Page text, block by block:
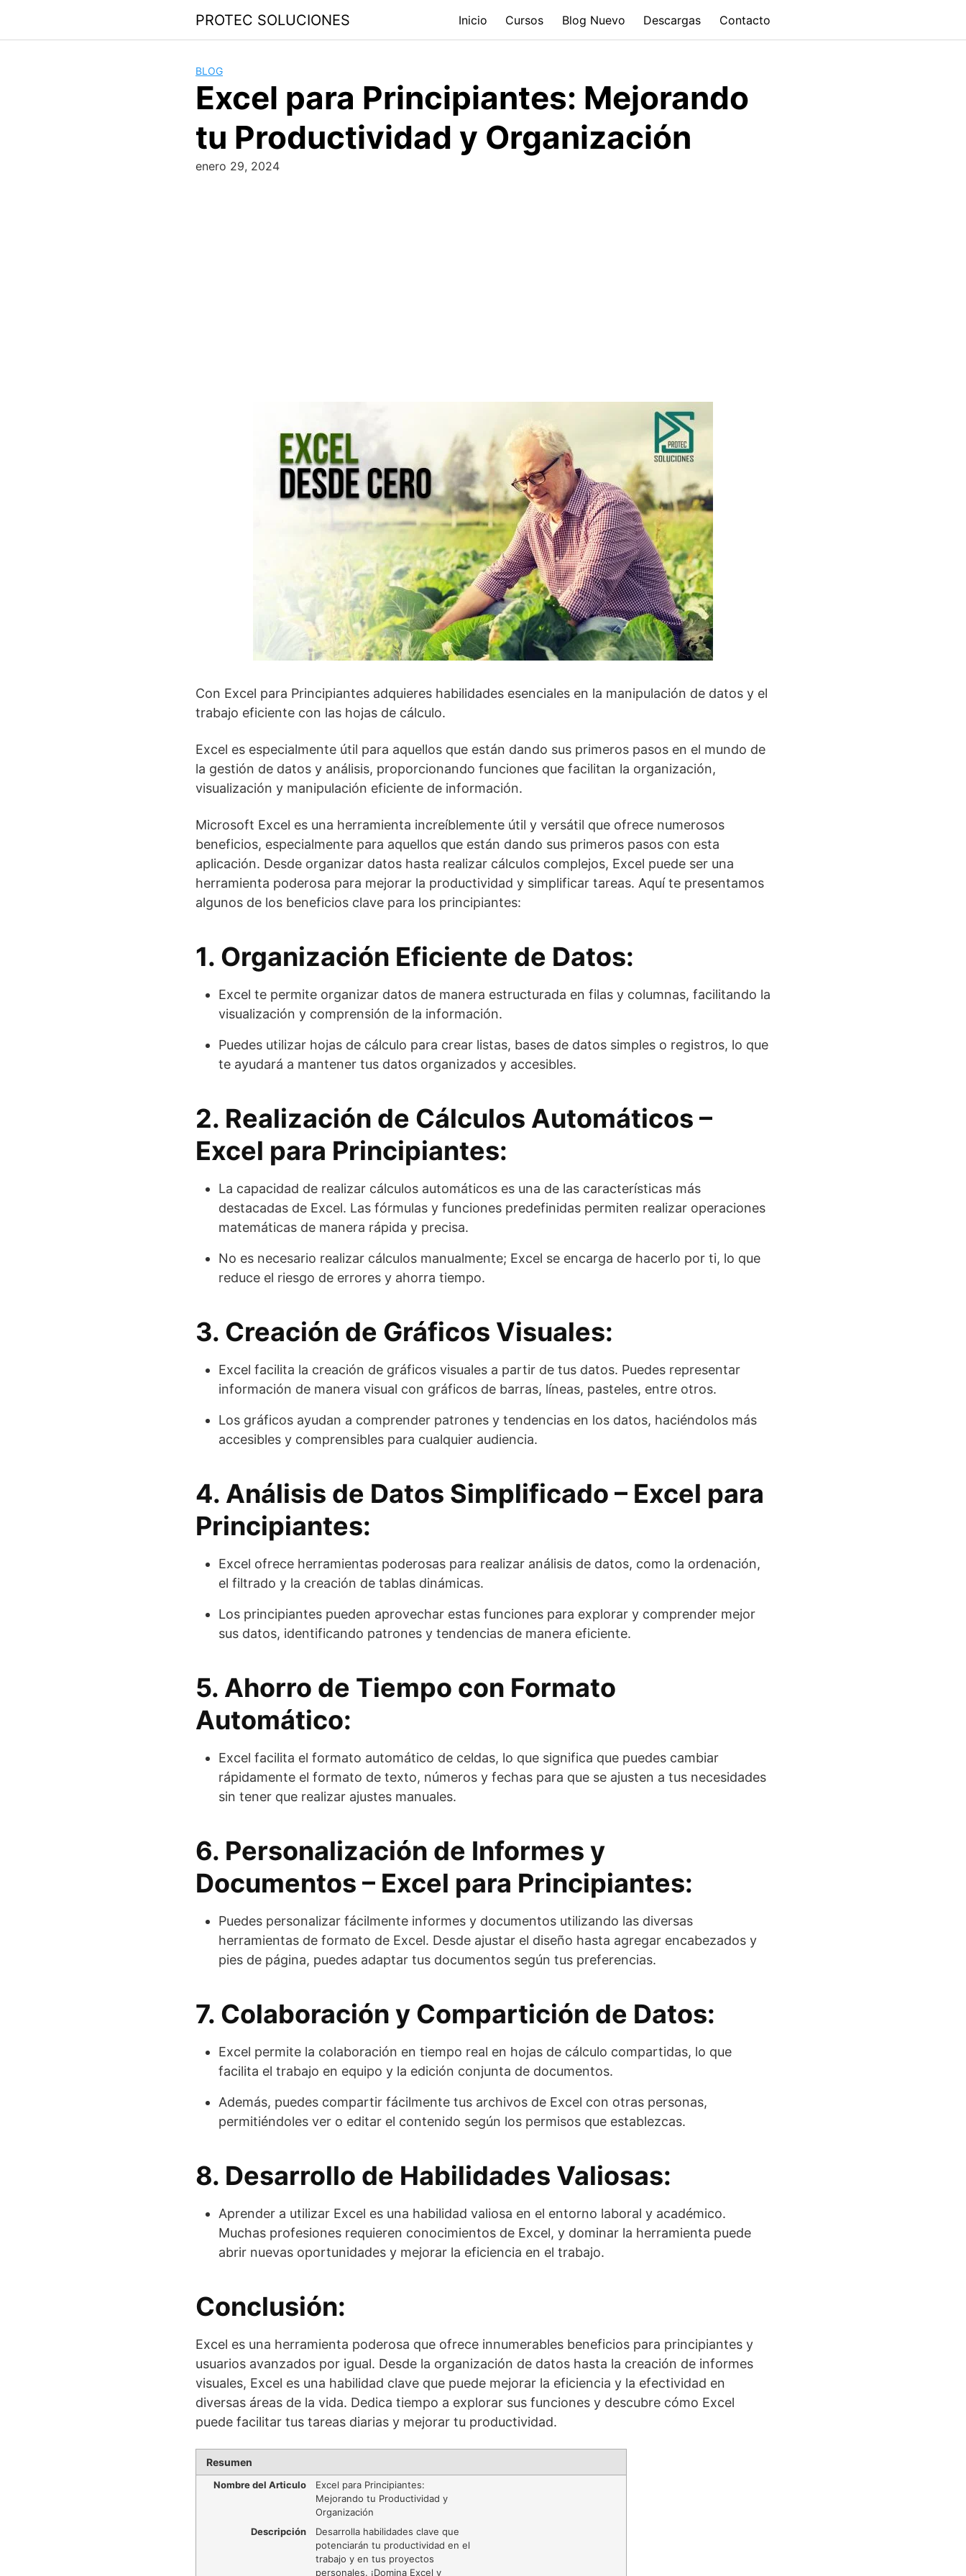
PROTEC SOLUCIONES Inicio Cursos Blog Nuevo Descargas Contacto
BLOG
Excel para Principiantes: Mejorando
tu Productividad y Organización
enero 29, 2024
Con Excel para Principiantes adquieres habilidades esenciales en la manipulación de datos y el
trabajo eficiente con las hojas de cálculo.
Excel es especialmente útil para aquellos que están dando sus primeros pasos en el mundo de
la gestión de datos y análisis, proporcionando funciones que facilitan la organización,
visualización y manipulación eficiente de información.
Microsoft Excel es una herramienta increíblemente útil y versátil que ofrece numerosos
beneficios, especialmente para aquellos que están dando sus primeros pasos con esta
aplicación. Desde organizar datos hasta realizar cálculos complejos, Excel puede ser una
herramienta poderosa para mejorar la productividad y simplificar tareas. Aquí te presentamos
algunos de los beneficios clave para los principiantes:
1. Organización Eficiente de Datos:
Excel te permite organizar datos de manera estructurada en filas y columnas, facilitando la
visualización y comprensión de la información.
Puedes utilizar hojas de cálculo para crear listas, bases de datos simples o registros, lo que
te ayudará a mantener tus datos organizados y accesibles.
2. Realización de Cálculos Automáticos –
Excel para Principiantes:
La capacidad de realizar cálculos automáticos es una de las características más
destacadas de Excel. Las fórmulas y funciones predefinidas permiten realizar operaciones
matemáticas de manera rápida y precisa.
No es necesario realizar cálculos manualmente; Excel se encarga de hacerlo por ti, lo que
reduce el riesgo de errores y ahorra tiempo.
3. Creación de Gráficos Visuales:
Excel facilita la creación de gráficos visuales a partir de tus datos. Puedes representar
información de manera visual con gráficos de barras, líneas, pasteles, entre otros.
Los gráficos ayudan a comprender patrones y tendencias en los datos, haciéndolos más
accesibles y comprensibles para cualquier audiencia.
4. Análisis de Datos Simplificado – Excel para
Principiantes:
Excel ofrece herramientas poderosas para realizar análisis de datos, como la ordenación,
el filtrado y la creación de tablas dinámicas.
Los principiantes pueden aprovechar estas funciones para explorar y comprender mejor
sus datos, identificando patrones y tendencias de manera eficiente.
5. Ahorro de Tiempo con Formato
Automático:
Excel facilita el formato automático de celdas, lo que significa que puedes cambiar
rápidamente el formato de texto, números y fechas para que se ajusten a tus necesidades
sin tener que realizar ajustes manuales.
6. Personalización de Informes y
Documentos – Excel para Principiantes:
Puedes personalizar fácilmente informes y documentos utilizando las diversas
herramientas de formato de Excel. Desde ajustar el diseño hasta agregar encabezados y
pies de página, puedes adaptar tus documentos según tus preferencias.
7. Colaboración y Compartición de Datos:
Excel permite la colaboración en tiempo real en hojas de cálculo compartidas, lo que
facilita el trabajo en equipo y la edición conjunta de documentos.
Además, puedes compartir fácilmente tus archivos de Excel con otras personas,
permitiéndoles ver o editar el contenido según los permisos que establezcas.
8. Desarrollo de Habilidades Valiosas:
Aprender a utilizar Excel es una habilidad valiosa en el entorno laboral y académico.
Muchas profesiones requieren conocimientos de Excel, y dominar la herramienta puede
abrir nuevas oportunidades y mejorar la eficiencia en el trabajo.
Conclusión:
Excel es una herramienta poderosa que ofrece innumerables beneficios para principiantes y
usuarios avanzados por igual. Desde la organización de datos hasta la creación de informes
visuales, Excel es una habilidad clave que puede mejorar la eficiencia y la efectividad en
diversas áreas de la vida. Dedica tiempo a explorar sus funciones y descubre cómo Excel
puede facilitar tus tareas diarias y mejorar tu productividad.
Resumen
Nombre del Articulo
Excel para Principiantes:
Mejorando tu Productividad y
Organización
Descripción
Desarrolla habilidades clave que
potenciarán tu productividad en el
trabajo y en tus proyectos
personales. ¡Domina Excel y